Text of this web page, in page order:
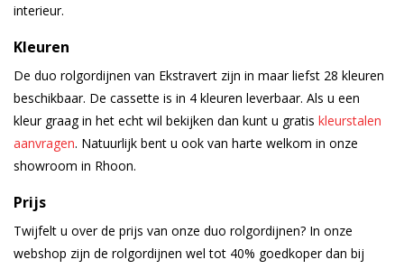
interieur.
Kleuren
De duo rolgordijnen van Ekstravert zijn in maar liefst 28 kleuren
beschikbaar. De cassette is in 4 kleuren leverbaar. Als u een
kleur graag in het echt wil bekijken dan kunt u gratis kleurstalen
aanvragen. Natuurlijk bent u ook van harte welkom in onze
showroom in Rhoon.
Prijs
Twijfelt u over de prijs van onze duo rolgordijnen? In onze
webshop zijn de rolgordijnen wel tot 40% goedkoper dan bij